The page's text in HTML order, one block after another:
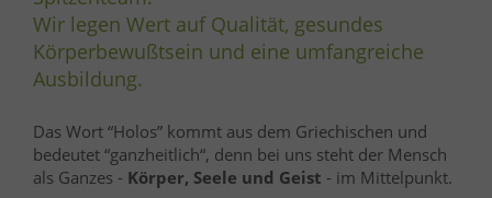
Wir legen Wert auf Qualität, gesundes
Körperbewußtsein und eine umfangreiche
Ausbildung.
Das Wort “Holos” kommt aus dem Griechischen und
bedeutet “ganzheitlich“, denn bei uns steht der Mensch
als Ganzes - Körper, Seele und Geist - im Mittelpunkt.